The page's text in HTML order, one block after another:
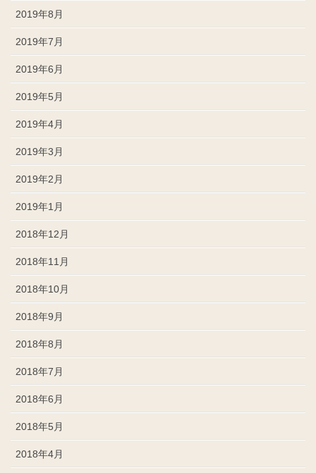
2019年8月
2019年7月
2019年6月
2019年5月
2019年4月
2019年3月
2019年2月
2019年1月
2018年12月
2018年11月
2018年10月
2018年9月
2018年8月
2018年7月
2018年6月
2018年5月
2018年4月